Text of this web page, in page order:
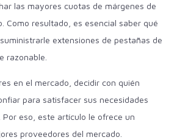
las mayores cuotas de márgenes de
Como resultado, es esencial saber qué
extensiones de pestañas de
razonable.
en el mercado, decidir con quién
para satisfacer sus necesidades
Por eso, este artículo le ofrece un
proveedores del mercado.